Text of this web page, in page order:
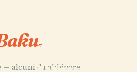
alcuni da abbinare.
Accademico
Akhundov di
Balletto
PLACE
Nazionale